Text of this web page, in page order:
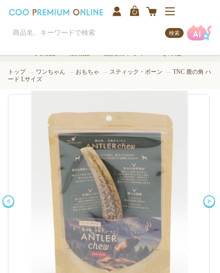
検索
トップ ワンちゃん おもちゃ スティック・ボーン
TNC 鹿の角 ハ
ード Lサイズ